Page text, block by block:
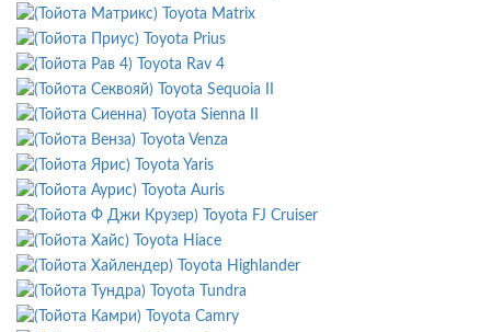
Toyota Matrix
Toyota Prius
Toyota Rav 4
Toyota Sequoia II
Toyota Sienna II
Toyota Venza
Toyota Yaris
Toyota Auris
Toyota FJ Cruiser
Toyota Hiace
Toyota Highlander
Toyota Tundra
Toyota Camry